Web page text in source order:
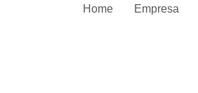
Home Empresa